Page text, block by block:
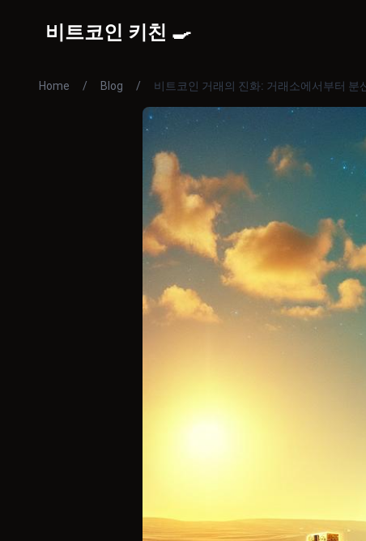
비트코인 키친 🍳
Home / Blog / 비트코인 거래의 진화: 거래소에서부터 분